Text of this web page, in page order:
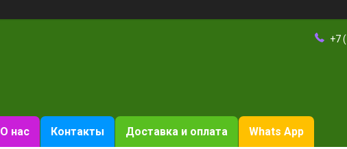
+7
О нас Контакты Доставка и оплата Whats App